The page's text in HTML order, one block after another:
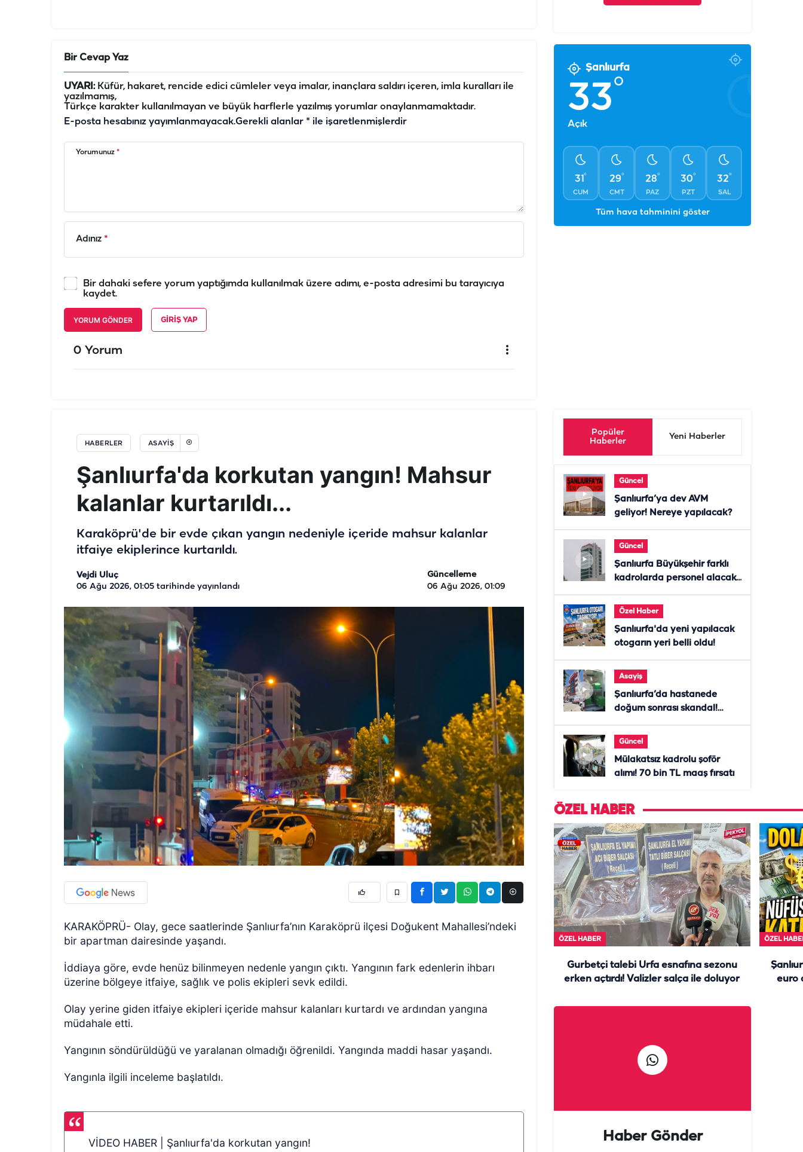
Bir Cevap Yaz
UYARI:Küfür, hakaret, rencide edici cümleler veya imalar, inançlara saldırı içeren, imla kuralları ile
yazılmamış,
Türkçe karakter kullanılmayan ve büyük harflerle yazılmış yorumlar onaylanmamaktadır.
E-posta hesabınız yayımlanmayacak.Gerekli alanlar * ile işaretlenmişlerdir
Yorumunuz *
Adınız *
Bir dahaki sefere yorum yaptığımda kullanılmak üzere adımı, e-posta adresimi bu tarayıcıya
kaydet.
YORUM GÖNDER GIRIŞ YAP
0 Yorum
Şanlıurfa
33°
Açık
31°
CUM
29°
CMT
28°
PAZ
30°
PZT
32°
SAL
Tüm hava tahminini göster
HABERLER ASAYIŞ
Şanlıurfa'da korkutan yangın! Mahsur
kalanlar kurtarıldı...
Karaköprü'de bir evde çıkan yangın nedeniyle içeride mahsur kalanlar
itfaiye ekiplerince kurtarıldı.
Vejdi Uluç
06 Ağu 2026, 01:05 tarihinde yayınlandı
Güncelleme
06 Ağu 2026, 01:09
KARAKÖPRÜ- Olay, gece saatlerinde Şanlıurfa’nın Karaköprü ilçesi Doğukent Mahallesi’ndeki
bir apartman dairesinde yaşandı.
İddiaya göre, evde henüz bilinmeyen nedenle yangın çıktı. Yangının fark edenlerin ihbarı
üzerine bölgeye itfaiye, sağlık ve polis ekipleri sevk edildi.
Olay yerine giden itfaiye ekipleri içeride mahsur kalanları kurtardı ve ardından yangına
müdahale etti.
Yangının söndürüldüğü ve yaralanan olmadığı öğrenildi. Yangında maddi hasar yaşandı.
Yangınla ilgili inceleme başlatıldı.
VİDEO HABER | Şanlıurfa'da korkutan yangın!
Popüler
Haberler
Yeni Haberler
Güncel
Şanlıurfa’ya dev AVM
geliyor! Nereye yapılacak?
Güncel
Şanlıurfa Büyükşehir farklı
kadrolarda personel alacak!
Özel Haber
Şanlıurfa'da yeni yapılacak
otogarın yeri belli oldu!
Asayiş
Şanlıurfa’da hastanede
doğum sonrası skandal!
Güncel
Mülakatsız kadrolu şoför
alımı! 70 bin TL maaş fırsatı
ÖZEL HABER
ÖZEL HABER
Gurbetçi talebi Urfa esnafına sezonu
erken açtırdı! Valizler salça ile doluyor
ÖZEL
euro
Haber Gönder